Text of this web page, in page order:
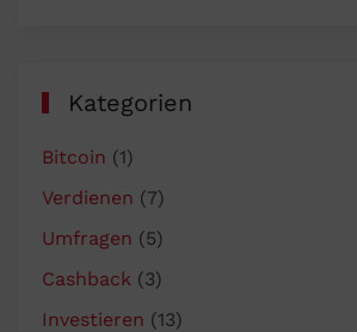
Kategorien
Bitcoin (1)
Verdienen (7)
Umfragen (5)
Cashback (3)
Investieren (13)